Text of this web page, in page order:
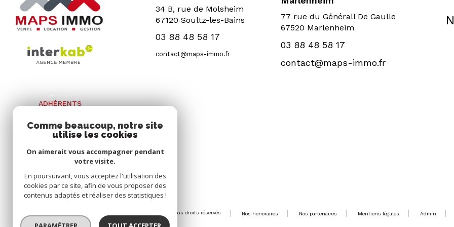
34 B, rue de Molsheim
67120Soultz-les-Bains
03 88 48 58 17
contact@maps-immo.fr
77 rue du Générall De Gaulle
67520 Marlenheim
03 88 48 58 17
contact@maps-immo.fr
ADHÉRENTS
Nous adhérons
© 2026 | Tous droits réservés Nos honoraires Nos partenaires Mentions légales Admin
Comme beaucoup, notre site
utilise les cookies
On aimerait vous accompagner pendant
votre visite.
En poursuivant, vous acceptez l'utilisation des
cookies par ce site, afin de vous proposer des
contenus adaptés et réaliser des statistiques !